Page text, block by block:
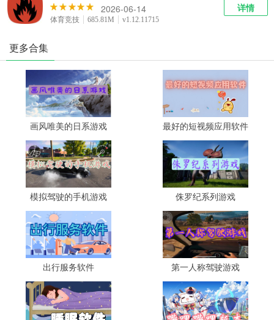
2026-06-14
体育竞技 685.81M v1.12.11715
详情
更多合集
画风唯美的日系游戏 最好的短视频应用软件
模拟驾驶的手机游戏 侏罗纪系列游戏
出行服务软件 第一人称驾驶游戏